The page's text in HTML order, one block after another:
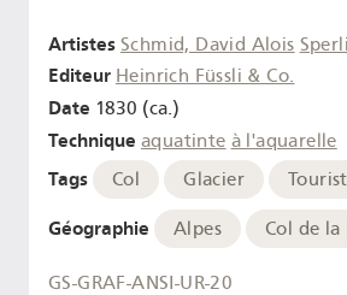
Artistes Schmid, David Alois
Editeur Heinrich Füssli & Co.
Date 1830 (ca.)
Technique aquatinte à l'aquarelle
Tags Col Glacier
Géographie Alpes Col de la
GS-GRAF-ANSI-UR-20